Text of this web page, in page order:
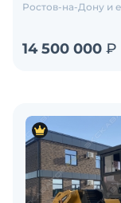
Ростов-на-Дону и
14 500 000 ₽